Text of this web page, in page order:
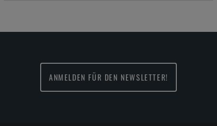
ANMELDEN FÜR DEN NEWSLETTER!